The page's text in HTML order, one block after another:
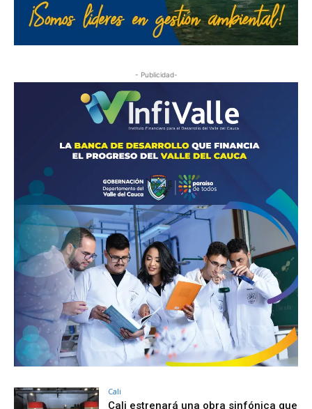
- Publicidad-
Cali
Cali estrenará una obra sinfónica que